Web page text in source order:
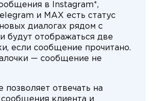
в Instagram*,
и MAX есть статус
диалогах рядом с
будут отображаться две
если сообщение прочитано.
— сообщение не
позволяет отвечать на
клиента и